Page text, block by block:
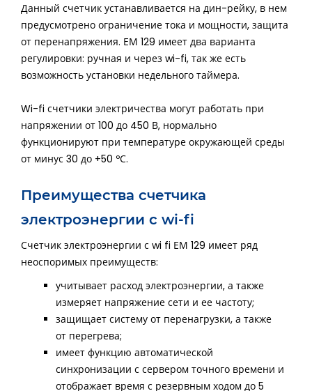
Данный счетчик устанавливается на дин-рейку, в нем
предусмотрено ограничение тока и мощности, защита
от перенапряжения. ЕМ 129 имеет два варианта
регулировки: ручная и через wi-fi, так же есть
возможность установки недельного таймера.
Wi-fi счетчики электричества могут работать при
напряжении от 100 до 450 В, нормально
функционируют при температуре окружающей среды
от минус 30 до +50 ºС.
Преимущества счетчика
электроэнергии с wi-fi
Счетчик электроэнергии с wi fi ЕМ 129 имеет ряд
неоспоримых преимуществ:
учитывает расход электроэнергии, а также
измеряет напряжение сети и ее частоту;
защищает систему от перенагрузки, а также
от перегрева;
имеет функцию автоматической
синхронизации с сервером точного времени и
отображает время с резервным ходом до 5